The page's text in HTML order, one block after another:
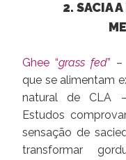
2. SACIA
Ghee “grass fed”
que se alimentam
natural de CLA
Estudos
sensação de
transformar